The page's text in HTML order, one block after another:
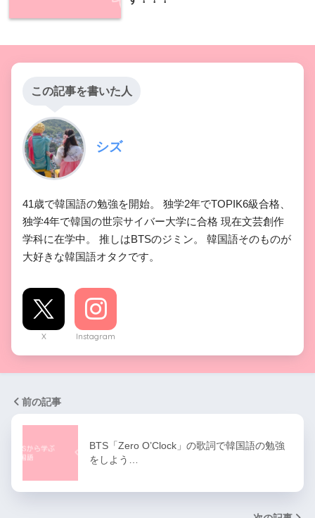
この記事を書いた人
シズ
41歳で韓国語の勉強を開始。 独学2年でTOPIK6級合格、
独学4年で韓国の世宗サイバー大学に合格 現在文芸創作
学科に在学中。 推しはBTSのジミン。 韓国語そのものが
大好きな韓国語オタクです。
X Instagram
前の記事
BTS「Zero O’Clock」の歌詞で韓国語の勉強
をしよう…